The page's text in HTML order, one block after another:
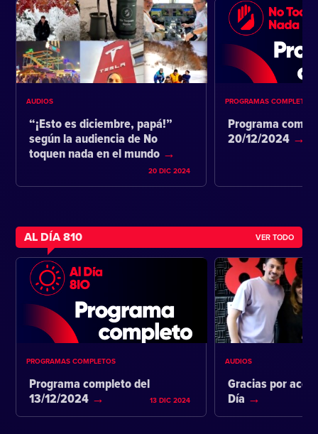
AUDIOS
“¡Esto es diciembre, papá!”
según la audiencia de No
toquen nada en el mundo
20 DIC 2024
PROGRAMAS COMPLETOS
Programa
20/12/2024
AL DÍA 810 VER TODO
PROGRAMAS COMPLETOS
Programa completo del
13/12/2024
13 DIC 2024
AUDIOS
Gracias por
Día